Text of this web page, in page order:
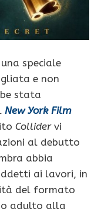
speciale
e non
stata
New York Film
Collidervi
al debutto
abbia
ai lavori, in
del formato
adulto alla